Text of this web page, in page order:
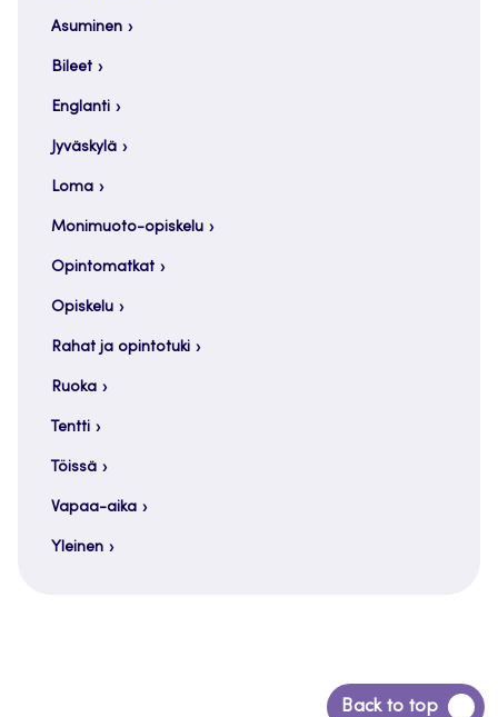
Asuminen
Bileet
Englanti
Jyväskylä
Loma
Monimuoto-opiskelu
Opintomatkat
Opiskelu
Rahat ja opintotuki
Ruoka
Tentti
Töissä
Vapaa-aika
Yleinen
Back to top
Siirry